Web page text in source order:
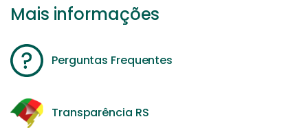
Mais informações
Perguntas Frequentes
Transparência RS